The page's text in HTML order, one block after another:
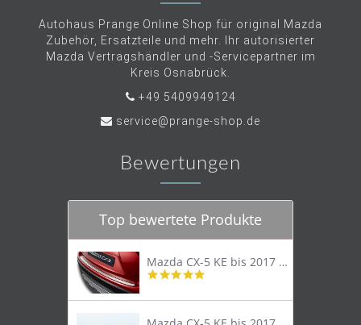
Autohaus Prange Online Shop für original Mazda
Zubehör, Ersatzteile und mehr. Ihr autorisierter
Mazda Vertragshändler und -Servicepartner im
Kreis Osnabrück.
+49 5409949124
service@prange-shop.de
Bewertungen
Top bewertete Produkte
Mazda CX-5 KE bis 2017 Trittschutzleiste Edelstahl original
4.8
rating